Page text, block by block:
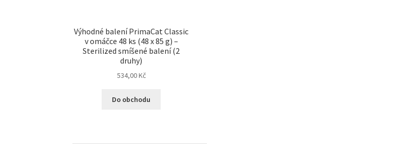
Výhodné balení PrimaCat Classic
v omáčce 48 ks (48 x 85 g) –
Sterilized smíšené balení (2
druhy)
534,00Kč
Do obchodu